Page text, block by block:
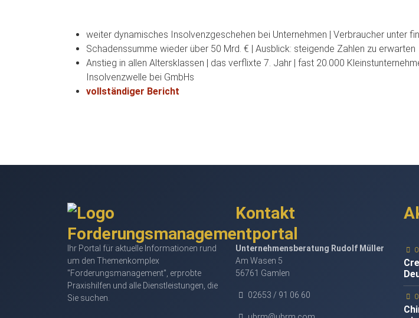
weiter dynamisches Insolvenzgeschehen bei Unternehmen | Verbraucher unter
Schadenssumme wieder über 50 Mrd. € | Ausblick: steigende Zahlen zu erwarten
Anstieg in allen Altersklassen | das verflixte 7. Jahr | fast 20.000
Insolvenzwelle bei GmbHs
vollständiger Bericht
Ihr Portal für aktuelle Informationen rund
um den Themenkomplex
"Forderungsmanagement", erprobte
Praxishilfen und alle Dienstleistungen, die
Sie suchen.
Kontakt
Unternehmensberatung Rudolf Müller
Am Wasen 5
56761 Gamlen
02653 / 91 06 60